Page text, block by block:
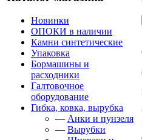
Новинки
ОПОКИ в наличии
Камни синтетические
Упаковка
Бормашины и
расходники
Галтовочное
оборудование
Гибка, ковка, вырубка
— Анки и пунзеля
— Вырубки